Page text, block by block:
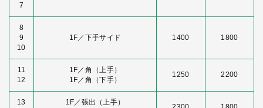
7
8
9
10
1F／下手サイド 1400 1800
11
12
1F／角（上手）
1F／角（下手）
1250 2200
13
1F／張出（上手）